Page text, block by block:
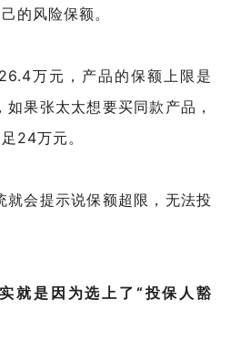
的风险保额。
万元，产品的保额上限是
果张太太想要买同款产品，
24万元。
会提示说保额超限，无法投
就是因为选上了“投保人豁